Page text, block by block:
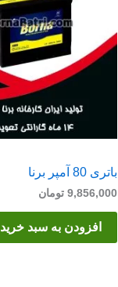
باتری 80 آمپر برنا
9,856,000 تومان
افزودن به سبد خرید